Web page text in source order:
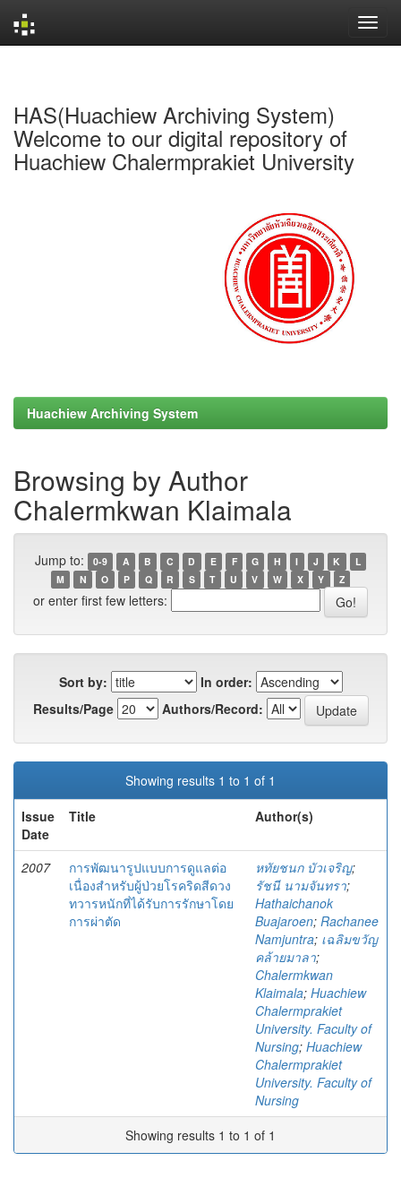
HAS(Huachiew Archiving System)
Welcome to our digital repository of
Huachiew Chalermprakiet University
Huachiew Archiving System
Browsing by Author
Chalermkwan Klaimala
Jump to: 0-9 A B C D E F G H I J K
L
M
N O P Q R S T U V W X Y Z
or enter first few letters:
Sort by:
In order:
Results/Page
Authors/Record:
Showing results 1 to 1 of 1
Issue
Date
Title Author(s)
2007
การพัฒนารูปแบบการดูแลต่อ
เนื่องสำหรับผู้ป่วยโรคริดสีดวง
ทวารหนักที่ได้รับการรักษาโดย
การผ่าตัด
หทัยชนก บัวเจริญ;
รัชนี นามจันทรา;
Hathaichanok
Buajaroen; Rachanee
Namjuntra; เฉลิมขวัญ
คล้ายมาลา;
Chalermkwan
Klaimala; Huachiew
Chalermprakiet
University. Faculty of
Nursing; Huachiew
Chalermprakiet
University. Faculty of
Nursing
Showing results 1 to 1 of 1